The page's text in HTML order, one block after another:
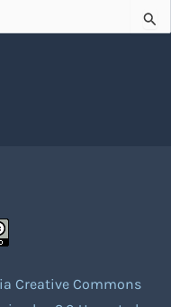
Creative Commons